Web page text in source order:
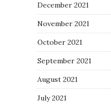
December 2021
November 2021
October 2021
September 2021
August 2021
July 2021